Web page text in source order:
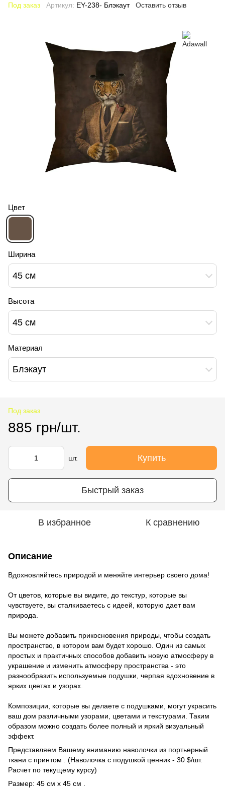
Под заказ Артикул: EY-238- Блэкаут Оставить отзыв
Цвет
Ширина
45 см
Высота
45 см
Материал
Блэкаут
Под заказ
885 грн/шт.
шт. Купить
Быстрый заказ
В избранное К сравнению
Описание
Вдохновляйтесь природой и меняйте интерьер своего дома!
От цветов, которые вы видите, до текстур, которые вы
чувствуете, вы сталкиваетесь с идеей, которую дает вам
природа.
Вы можете добавить прикосновения природы, чтобы создать
пространство, в котором вам будет хорошо. Один из самых
простых и практичных способов добавить новую атмосферу в
украшение и изменить атмосферу пространства - это
разнообразить используемые подушки, черпая вдохновение в
ярких цветах и ​​узорах.
Композиции, которые вы делаете с подушками, могут украсить
ваш дом различными узорами, цветами и текстурами. Таким
образом можно создать более полный и яркий визуальный
эффект.
Представляем Вашему вниманию наволочки из портьерный
ткани с принтом . (Наволочка с подушкой ценник - 30 $/шт.
Расчет по текущему курсу)
Размер: 45 см х 45 см .